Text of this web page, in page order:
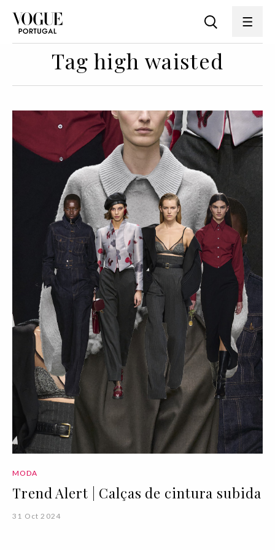
Tag high waisted
MODA
Trend Alert | Calças de cintura subida
31 Oct 2024